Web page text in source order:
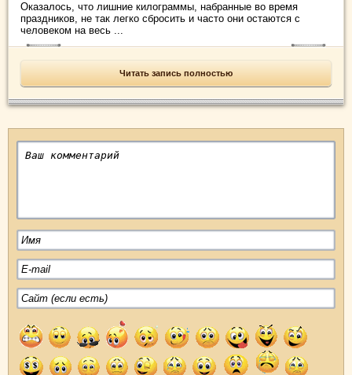
Оказалось, что лишние килограммы, набранные во время
праздников, не так легко сбросить и часто они остаются с
человеком на весь ...
Читать запись полностью